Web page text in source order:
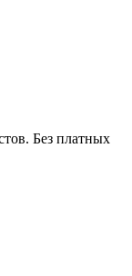
Без платных